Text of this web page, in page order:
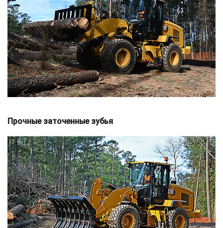
Прочные заточенные зубья